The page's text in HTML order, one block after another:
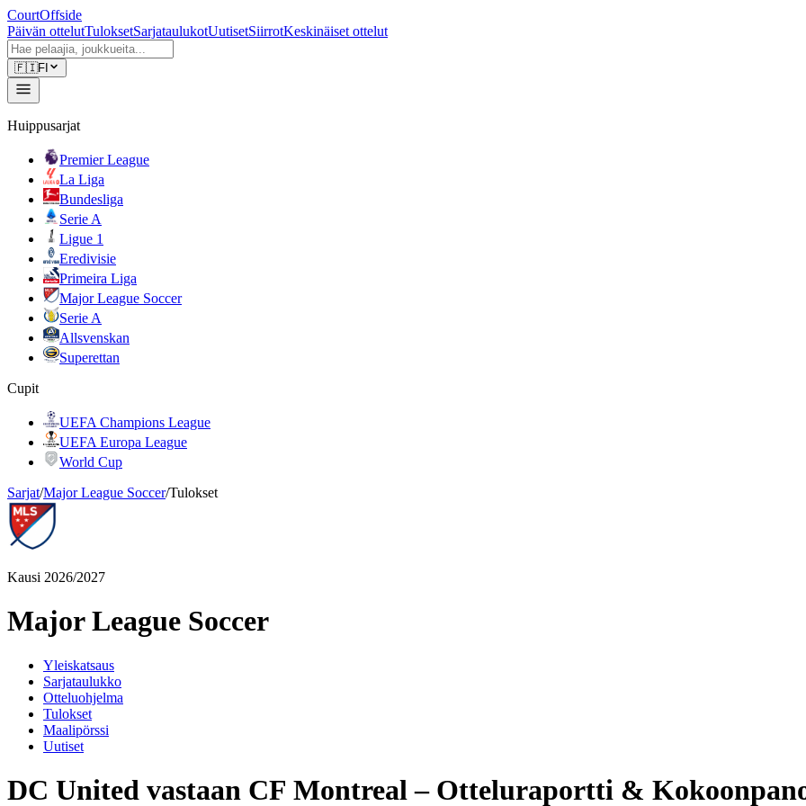
CourtOffside
Päivän ottelutTuloksetSarjataulukotUutisetSiirrotKeskinäiset ottelut
🇫🇮FI
Huippusarjat
Premier League
La Liga
Bundesliga
Serie A
Ligue 1
Eredivisie
Primeira Liga
Major League Soccer
Serie A
Allsvenskan
Superettan
Cupit
UEFA Champions League
UEFA Europa League
World Cup
Sarjat/Major League Soccer/Tulokset
Kausi 2026/2027
Major League Soccer
Yleiskatsaus
Sarjataulukko
Otteluohjelma
Tulokset
Maalipörssi
Uutiset
DC United vastaan CF Montreal – Otteluraportti &